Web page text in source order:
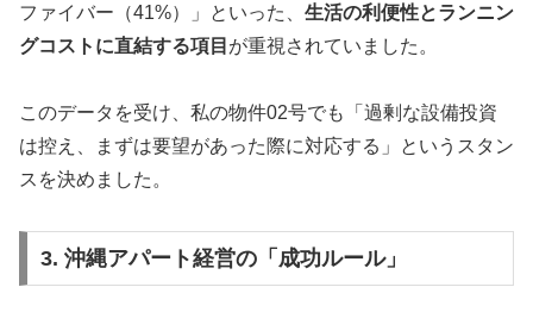
ファイバー（41%）」といった、 生活の利便性とランニン
グコストに直結する項目 が重視されていました。
このデータを受け、私の物件02号でも「過剰な設備投資
は控え、まずは要望があった際に対応する」というスタン
スを決めました。
3. 沖縄アパート経営の「成功ルール」